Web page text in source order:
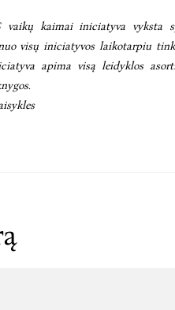
vaikų kaimai iniciatyva vyksta
visų iniciatyvos laikotarpiu
apima visą leidyklos